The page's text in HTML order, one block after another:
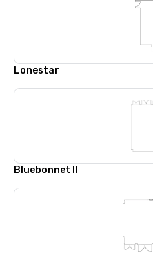
Lonestar
Bluebonnet II